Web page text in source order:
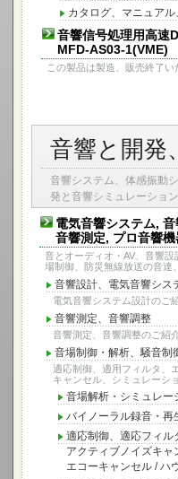
カタログ、マニュア
音響信号処理用高速
MFD-AS03-1(VME)
この製品は製造、販売終了い
音響と開発
音響システム、体感振動
発と音響シミュレーショ
電気音響システム, 音
音響測定, プロ音響機
音とオーディオ・AV、音響
場制御、防災無線放送の音達
音響設計、電気音響シス
電気音響システム設計のご
音響測定、音響調整
音響測定、音響調整のご紹
音場制御・解析、騒音制
適応制御、適用フィルタ、
キャンセル、シミュレーシ
音場解析・シミュレー
バイノーラル録音・再
適応制御、適応フィル
アクティブノイズキャ
エコーキャンセル / ハ